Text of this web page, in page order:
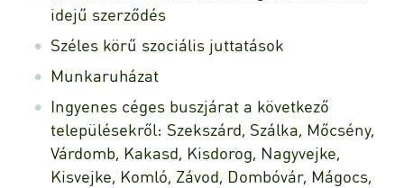
idejű szerződés
Széles körű szociális juttatások
Munkaruházat
Ingyenes céges buszjárat a következő
településekről: Szekszárd, Szálka, Mőcsény,
Várdomb, Kakasd, Kisdorog, Nagyvejke,
Kisvejke, Komló, Závod, Dombóvár, Mágocs,